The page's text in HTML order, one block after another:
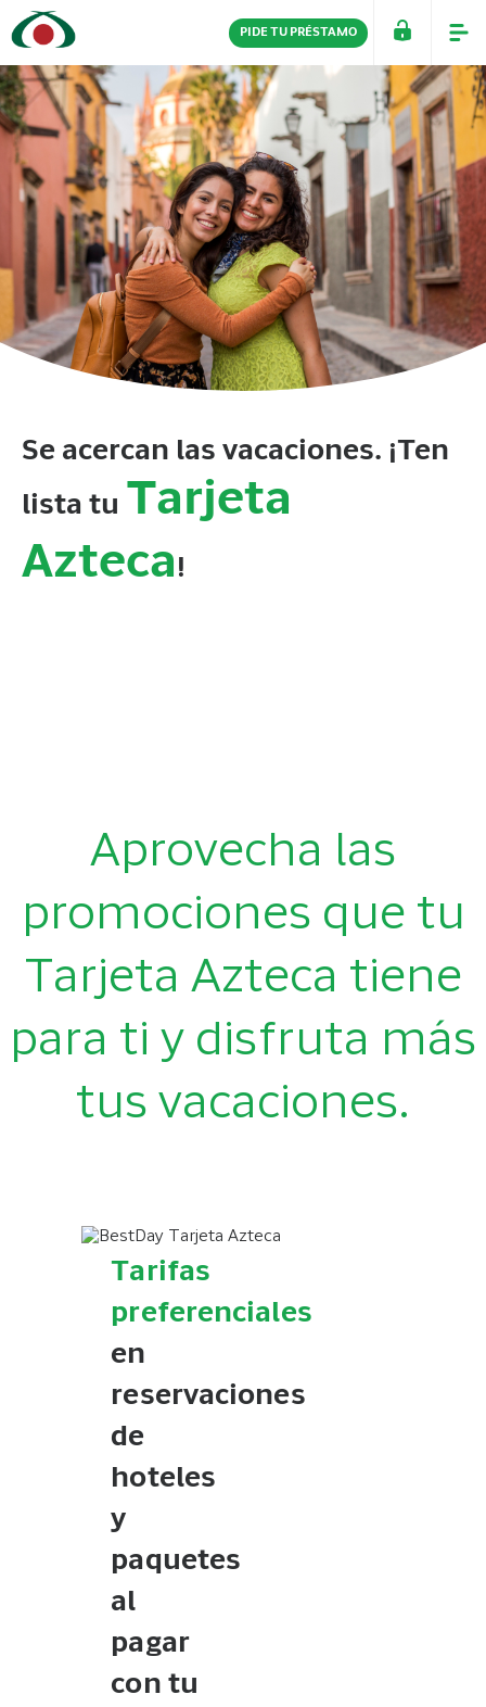
PIDE TU PRÉSTAMO
PERSONAS EMPRESAS
Se acercan las vacaciones. ¡Ten
lista tu
Tarjeta
Azteca !
Aprovecha las
promociones que tu
Tarjeta Azteca tiene
para ti y disfruta más
tus vacaciones.
Tarifas
preferenciales
en
reservaciones
de
hoteles
y
paquetes
al
pagar
con tu